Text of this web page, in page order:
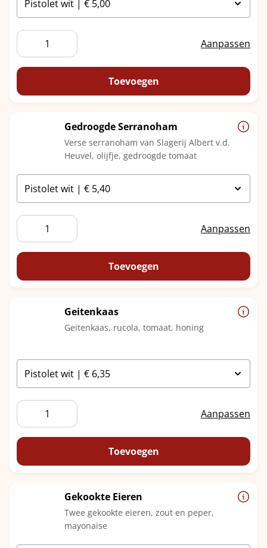
Fricandeau
aantal
Aanpassen
Toevoegen
Gedroogde Serranoham
Verse serranoham van Slagerij Albert v.d.
Heuvel, olijfje, gedroogde tomaat
Gedroogde
Serranoham
aantal
Aanpassen
Toevoegen
Geitenkaas
Geitenkaas, rucola, tomaat, honing
Geitenkaas
aantal
Aanpassen
Toevoegen
Gekookte Eieren
Twee gekookte eieren, zout en peper,
mayonaise